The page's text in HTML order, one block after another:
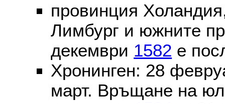
провинция
Лимбург и южните
декември 1582 е
Хронинген: 28
март. Връщане на